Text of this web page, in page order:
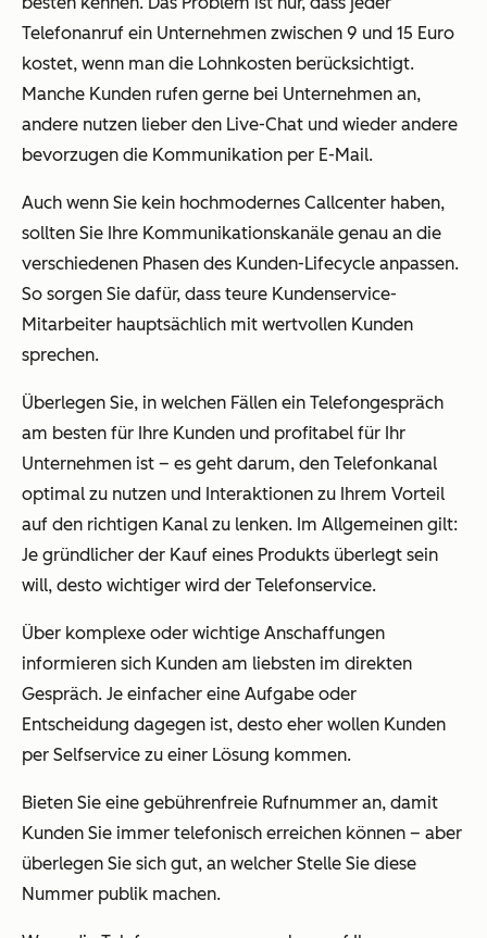
Telefonanruf ein Unternehmen zwischen 9 und 15 Euro
kostet, wenn man die Lohnkosten berücksichtigt.
Manche Kunden rufen gerne bei Unternehmen an,
andere nutzen lieber den Live-Chat und wieder andere
bevorzugen die Kommunikation per E-Mail.
Auch wenn Sie kein hochmodernes Callcenter haben,
sollten Sie Ihre Kommunikationskanäle genau an die
verschiedenen Phasen des Kunden-Lifecycle anpassen.
So sorgen Sie dafür, dass teure Kundenservice-
Mitarbeiter hauptsächlich mit wertvollen Kunden
sprechen.
Überlegen Sie, in welchen Fällen ein Telefongespräch
am besten für Ihre Kunden und profitabel für Ihr
Unternehmen ist – es geht darum, den Telefonkanal
optimal zu nutzen und Interaktionen zu Ihrem Vorteil
auf den richtigen Kanal zu lenken. Im Allgemeinen gilt:
Je gründlicher der Kauf eines Produkts überlegt sein
will, desto wichtiger wird der Telefonservice.
Über komplexe oder wichtige Anschaffungen
informieren sich Kunden am liebsten im direkten
Gespräch. Je einfacher eine Aufgabe oder
Entscheidung dagegen ist, desto eher wollen Kunden
per Selfservice zu einer Lösung kommen.
Bieten Sie eine gebührenfreie Rufnummer an, damit
Kunden Sie immer telefonisch erreichen können – aber
überlegen Sie sich gut, an welcher Stelle Sie diese
Nummer publik machen.